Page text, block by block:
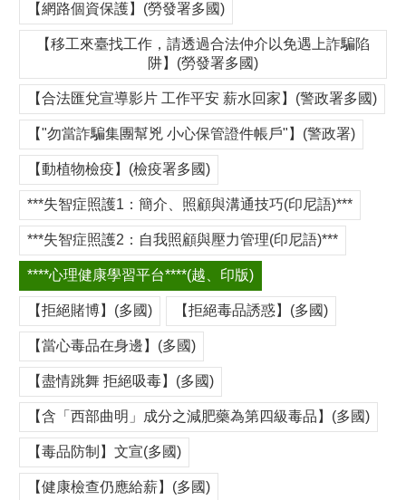
【網路個資保護】(勞發署多國)
【移工來臺找工作，請透過合法仲介以免遇上詐騙陷
阱】(勞發署多國)
【合法匯兌宣導影片 工作平安 薪水回家】(警政署多國)
【"勿當詐騙集團幫兇 小心保管證件帳戶"】(警政署)
【動植物檢疫】(檢疫署多國)
***失智症照護1：簡介、照顧與溝通技巧(印尼語)***
***失智症照護2：自我照顧與壓力管理(印尼語)***
****心理健康學習平台****(越、印版)
【拒絕賭博】(多國) 【拒絕毒品誘惑】(多國)
【當心毒品在身邊】(多國)
【盡情跳舞 拒絕吸毒】(多國)
【含「西部曲明」成分之減肥藥為第四級毒品】(多國)
【毒品防制】文宣(多國)
【健康檢查仍應給薪】(多國)